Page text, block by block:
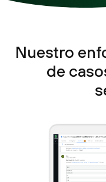
Nuestro
de